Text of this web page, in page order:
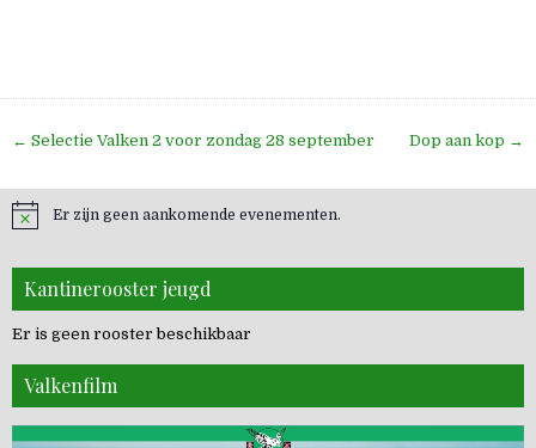
Bericht
← Selectie Valken 2 voor zondag 28 september Dop aan kop →
Er zijn geen aankomende evenementen.
Kantinerooster jeugd
Er is geen rooster beschikbaar
Valkenfilm